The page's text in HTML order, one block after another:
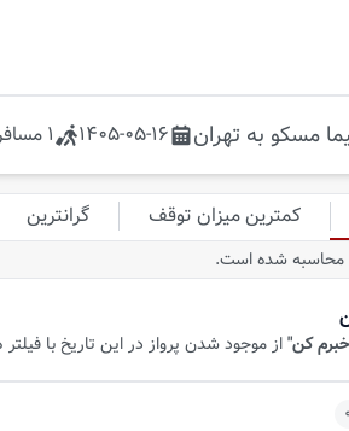
مسکو به تهران 1405-05-16
1
کمترین میزان توقف گرانترین
محاسبه شده است.
کن"از موجود شدن پرواز در این تاریخ با